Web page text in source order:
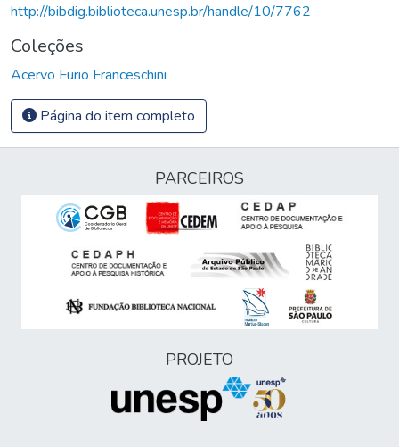
http://bibdig.biblioteca.unesp.br/handle/10/7762
Coleções
Acervo Furio Franceschini
Página do item completo
PARCEIROS
PROJETO